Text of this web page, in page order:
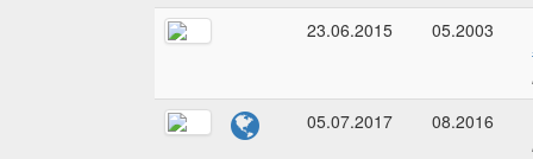
23.06.2015
05.2003
05.07.2017
08.2016